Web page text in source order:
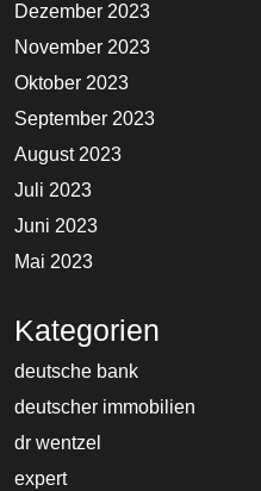
Dezember 2023
November 2023
Oktober 2023
September 2023
August 2023
Juli 2023
Juni 2023
Mai 2023
Kategorien
deutsche bank
deutscher immobilien
dr wentzel
expert